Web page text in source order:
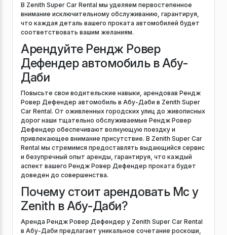
В Zenith Super Car Rental мы уделяем первостепенное
внимание исключительному обслуживанию, гарантируя,
что каждая деталь вашего проката автомобилей будет
соответствовать вашим желаниям.
Арендуйте Рендж Ровер
Дефендер автомобиль в Абу-
Даби
Повысьте свои водительские навыки, арендовав Рендж
Ровер Дефендер автомобиль в Абу-Даби в Zenith Super
Car Rental. От оживленных городских улиц до живописных
дорог наши тщательно обслуживаемые Рендж Ровер
Дефендер обеспечивают волнующую поездку и
привлекающее внимание присутствие. В Zenith Super Car
Rental мы стремимся предоставлять выдающийся сервис
и безупречный опыт аренды, гарантируя, что каждый
аспект вашего Рендж Ровер Дефендер проката будет
доведен до совершенства.
Почему стоит арендовать Mc у
Zenith в Абу-Даби?
Аренда Рендж Ровер Дефендер у Zenith Super Car Rental
в Абу-Даби предлагает уникальное сочетание роскоши,